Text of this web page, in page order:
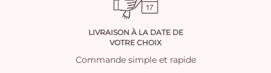
LIVRAISON À LA DATE DE
VOTRE CHOIX
Commande simple et rapide